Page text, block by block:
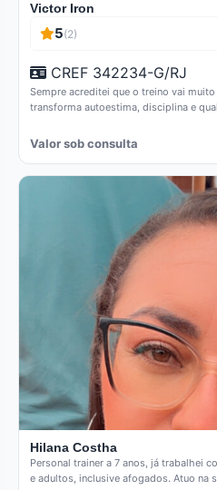
Victor Iron
5(2)
CREF 342234-G/RJ
Sempre acreditei que o treino vai
transforma autoestima, disciplina e
Valor sob consulta
Hilana Costha
Personal trainer a 7 anos, já trabalhei
e adultos, inclusive afogados. Atuo na